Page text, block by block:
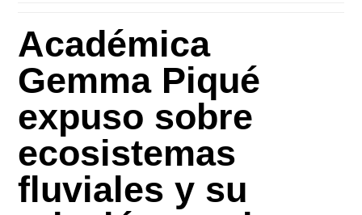
Académica
Gemma Piqué
expuso sobre
ecosistemas
fluviales y su